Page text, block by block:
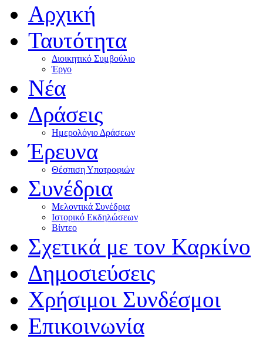
Αρχική
Ταυτότητα
Διοικητικό Συμβούλιο
Έργο
Νέα
Δράσεις
Ημερολόγιο Δράσεων
Έρευνα
Θέσπιση Υποτροφιών
Συνέδρια
Μελοντικά Συνέδρια
Ιστορικό Εκδηλώσεων
Βίντεο
Σχετικά με τον Καρκίνο
Δημοσιεύσεις
Χρήσιμοι Συνδέσμοι
Επικοινωνία